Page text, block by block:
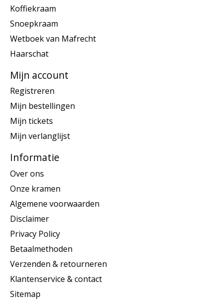
Koffiekraam
Snoepkraam
Wetboek van Mafrecht
Haarschat
Mijn account
Registreren
Mijn bestellingen
Mijn tickets
Mijn verlanglijst
Informatie
Over ons
Onze kramen
Algemene voorwaarden
Disclaimer
Privacy Policy
Betaalmethoden
Verzenden & retourneren
Klantenservice & contact
Sitemap